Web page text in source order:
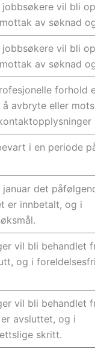
vil bli
av søknad
vil bli
av søknad
forhold
avbryte eller
i en periode
det
er innbetalt, og i
vil bli behandlet
og i
vil bli behandlet
avsluttet, og i
skritt.